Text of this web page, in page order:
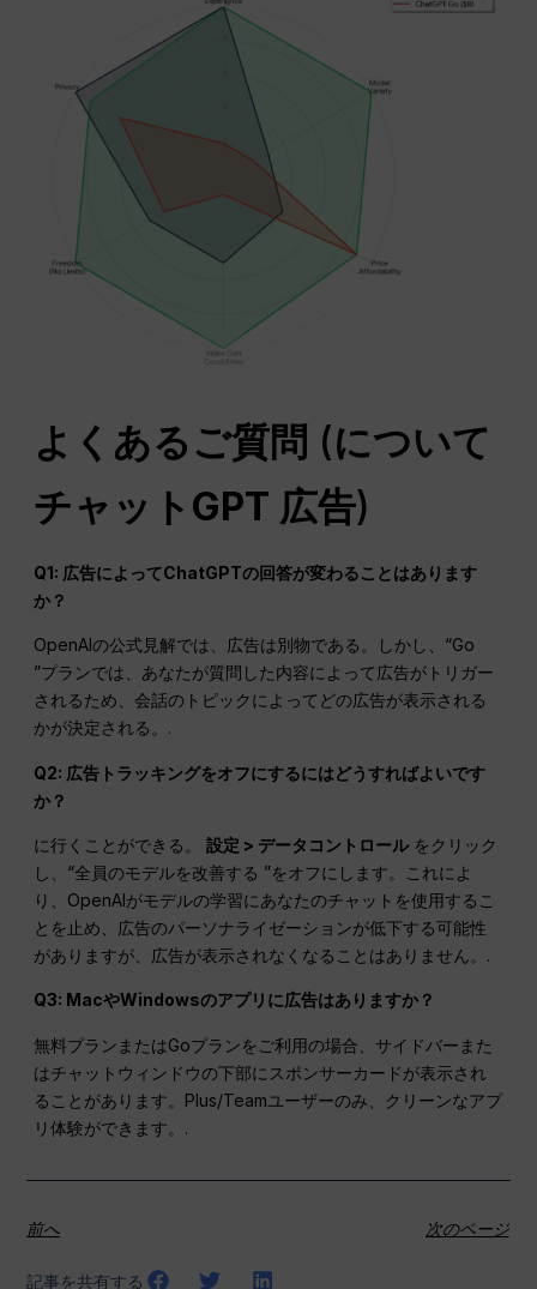
よくあるご質問 (について
チャットGPT 広告)
Q1: 広告によってChatGPTの回答が変わることはあります
か？
OpenAIの公式見解では、広告は別物である。しかし、“Go
”プランでは、あなたが質問した内容によって広告がトリガー
されるため、会話のトピックによってどの広告が表示される
かが決定される。.
Q2: 広告トラッキングをオフにするにはどうすればよいです
か？
に行くことができる。設定 > データコントロールをクリック
し、“全員のモデルを改善する ”をオフにします。これによ
り、OpenAIがモデルの学習にあなたのチャットを使用するこ
とを止め、広告のパーソナライゼーションが低下する可能性
がありますが、広告が表示されなくなることはありません。.
Q3: MacやWindowsのアプリに広告はありますか？
無料プランまたはGoプランをご利用の場合、サイドバーまた
はチャットウィンドウの下部にスポンサーカードが表示され
ることがあります。Plus/Teamユーザーのみ、クリーンなアプ
リ体験ができます。.
前へ 次のページ
記事を共有する